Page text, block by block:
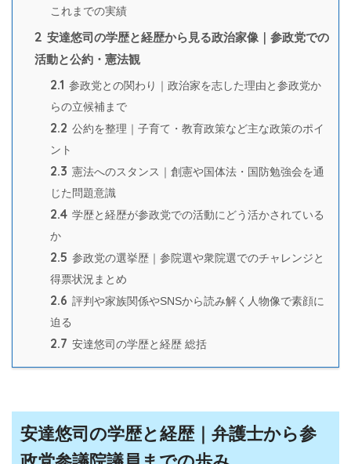
これまでの実績
2 安達悠司の学歴と経歴から見る政治家像｜参政党での
活動と公約・憲法観
2.1 参政党との関わり｜政治家を志した理由と参政党か
らの立候補まで
2.2 公約を整理｜子育て・教育政策など主な政策のポイ
ント
2.3 憲法へのスタンス｜創憲や国体法・国防勉強会を通
じた問題意識
2.4 学歴と経歴が参政党での活動にどう活かされている
か
2.5 参政党の選挙歴｜参院選や衆院選でのチャレンジと
得票状況まとめ
2.6 評判や家族関係やSNSから読み解く人物像で素顔に
迫る
2.7 安達悠司の学歴と経歴 総括
安達悠司の学歴と経歴｜弁護士から参